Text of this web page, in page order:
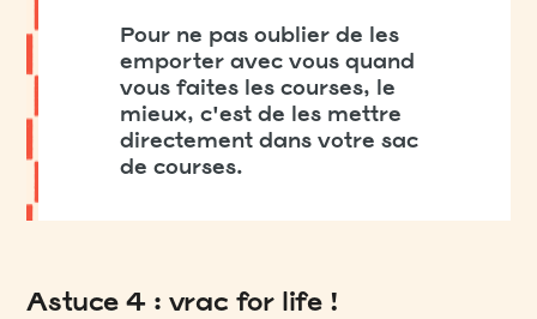
Pour ne pas oublier de les
emporter avec vous quand
vous faites les courses, le
mieux, c'est de les mettre
directement dans votre sac
de courses.
Astuce 4 : vrac for life !